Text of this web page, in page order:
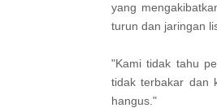
yang
turun dan jaringan
"Kami tidak tahu
tidak terbakar dan
hangus."